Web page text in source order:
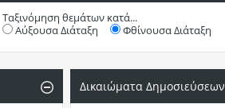
Ταξινόμηση θεμάτων κατά...
Αύξουσα Διάταξη
Φθίνουσα Διάταξη
Δικαιώματα Δημοσιεύσεων